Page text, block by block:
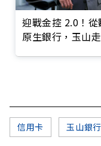
迎戰金控 2.0！
原生銀行，玉山
信用卡 玉山銀行